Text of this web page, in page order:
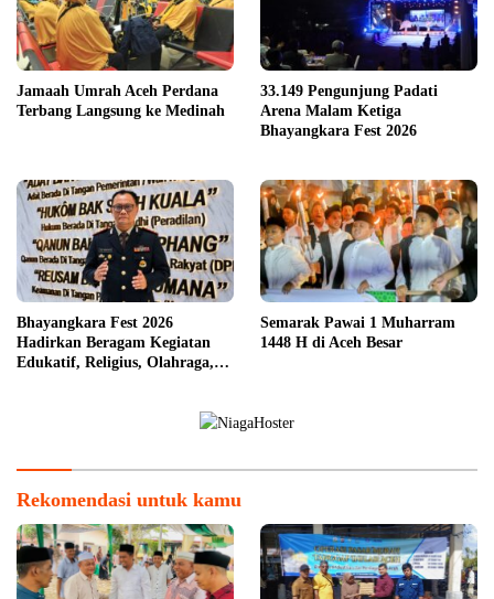
Jamaah Umrah Aceh Perdana
Terbang Langsung ke Medinah
33.149 Pengunjung Padati
Arena Malam Ketiga
Bhayangkara Fest 2026
Bhayangkara Fest 2026
Hadirkan Beragam Kegiatan
Edukatif, Religius, Olahraga,
Semarak Pawai 1 Muharram
1448 H di Aceh Besar
Rekomendasi untuk kamu